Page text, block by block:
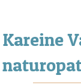
Kareine